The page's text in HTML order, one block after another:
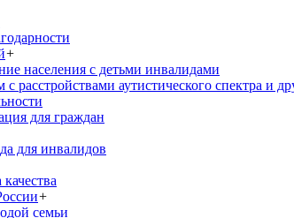
+
населения с детьми инвалидами
расстройствами аутистического спектра и
для граждан
для инвалидов
+
семьи